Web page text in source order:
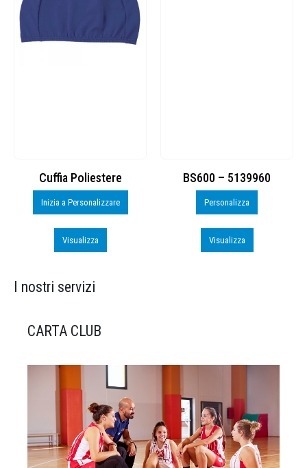
Cuffia Poliestere
Inizia a Personalizzare
Visualizza
BS600 – 5139960
Personalizza
Visualizza
I nostri servizi
CARTA CLUB